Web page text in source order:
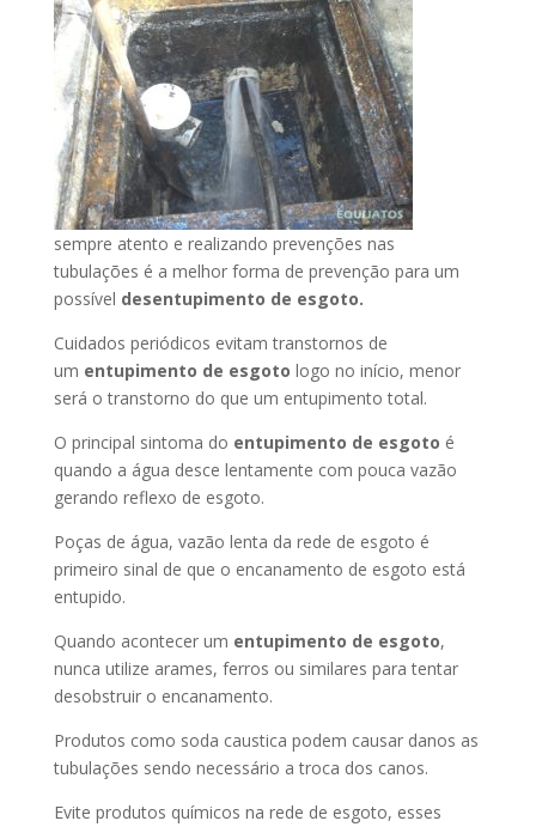
sempre atento e realizando prevenções nas
tubulações é a melhor forma de prevenção para um
possível desentupimento de esgoto.
Cuidados periódicos evitam transtornos de
um entupimento de esgoto logo no início, menor
será o transtorno do que um entupimento total.
O principal sintoma do entupimento de esgoto é
quando a água desce lentamente com pouca vazão
gerando reflexo de esgoto.
Poças de água, vazão lenta da rede de esgoto é
primeiro sinal de que o encanamento de esgoto está
entupido.
Quando acontecer um entupimento de esgoto,
nunca utilize arames, ferros ou similares para tentar
desobstruir o encanamento.
Produtos como soda caustica podem causar danos as
tubulações sendo necessário a troca dos canos.
Evite produtos químicos na rede de esgoto, esses